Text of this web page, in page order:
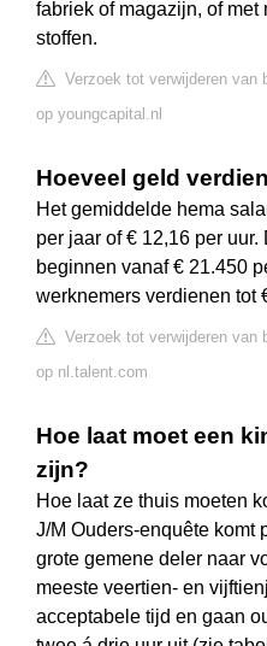
fabriek of magazijn, of
stoffen.
Verzoek tot verwijderen van
op youngcapital.nl
Hoeveel geld
Het gemiddelde hema
per jaar of € 12,16 per
beginnen vanaf € 21.450
werknemers verdienen tot
Verzoek tot verwijderen van
op nl.talent.com
Hoe laat moet een
zijn?
Hoe laat ze thuis moeten
J/M Ouders-enquête komt
grote gemene deler naar
meeste veertien- en
acceptabele tijd en gaan